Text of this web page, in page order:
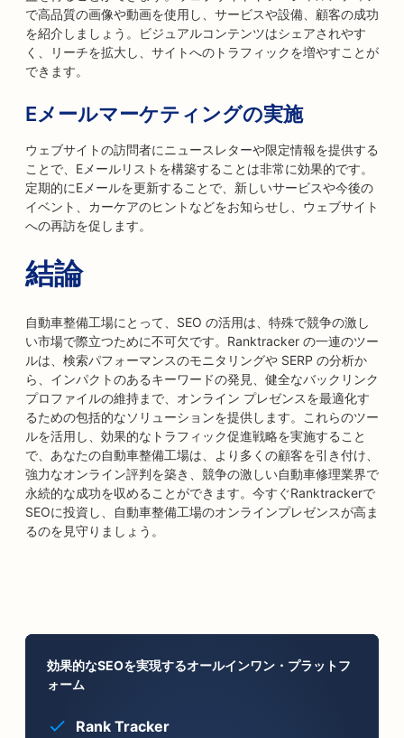
で高品質の画像や動画を使用し、サービスや設備、顧客の成功
を紹介しましょう。ビジュアルコンテンツはシェアされやす
く、リーチを拡大し、サイトへのトラフィックを増やすことが
できます。
Eメールマーケティングの実施
ウェブサイトの訪問者にニュースレターや限定情報を提供する
ことで、Eメールリストを構築することは非常に効果的です。
定期的にEメールを更新することで、新しいサービスや今後の
イベント、カーケアのヒントなどをお知らせし、ウェブサイト
への再訪を促します。
結論
自動車整備工場にとって、SEO の活用は、特殊で競争の激し
い市場で際立つために不可欠です。Ranktracker の一連のツー
ルは、検索パフォーマンスのモニタリングや SERP の分析か
ら、インパクトのあるキーワードの発見、健全なバックリンク
プロファイルの維持まで、オンライン プレゼンスを最適化す
るための包括的なソリューションを提供します。これらのツー
ルを活用し、効果的なトラフィック促進戦略を実施すること
で、あなたの自動車整備工場は、より多くの顧客を引き付け、
強力なオンライン評判を築き、競争の激しい自動車修理業界で
永続的な成功を収めることができます。今すぐRanktrackerで
SEOに投資し、自動車整備工場のオンラインプレゼンスが高ま
るのを見守りましょう。
効果的なSEOを実現するオールインワン・プラットフ
ォーム
Rank Tracker